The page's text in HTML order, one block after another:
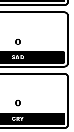
0
SAD
0
CRY